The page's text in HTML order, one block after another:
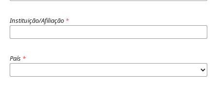
Instituição/Afiliação *
País *